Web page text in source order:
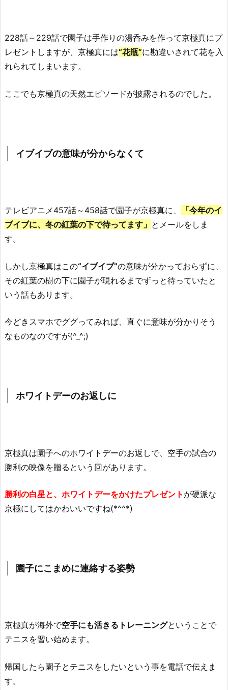
228話～229話で園子は手作りの湯呑みを作って京極真にプ
レゼントしますが、京極真には“花瓶”に勘違いされて花を入
れられてしまいます。
ここでも京極真の天然エピソードが披露されるのでした。
イブイブの意味が分からなくて
テレビアニメ457話～458話で園子が京極真に、
「今年のイ
ブイブに、冬の紅葉の下で待ってます」 とメールをしま
す。
しかし京極真はこの“イブイブ”の意味が分かっておらずに、
その紅葉の樹の下に園子が現れるまでずっと待っていたと
いう話もあります。
今どきスマホでググってみれば、直ぐに意味が分かりそう
なものなのですが(^_^;)
ホワイトデーのお返しに
京極真は園子へのホワイトデーのお返しで、空手の試合の
勝利の映像を贈るという回があります。
勝利の白星と、ホワイトデーをかけたプレゼント が硬派な
京極にしてはかわいいですね(*^^*)
園子にこまめに連絡する姿勢
京極真が海外で空手にも活きるトレーニングということで
テニスを習い始めます。
帰国したら園子とテニスをしたいという事を電話で伝えま
す。